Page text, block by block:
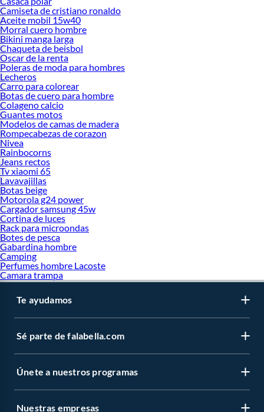
Camiseta de cristiano ronaldo
Aceite mobil 15w40
Morral cuero hombre
Bikini manga larga
Chaqueta de beisbol
Oscar de la renta
Poleras de moda para hombres
Lecheros
Carro para colorear
Botas de cuero para hombre
Colageno calcio
Guantes motos
Modelos de camas de madera
Rompecabezas de corazon
Nivea
Rainbocorns
Jeans rectos
Tv xiaomi 65
Lavavajillas
Botas beige
Motorola g24 power
Cargador samsung 45w
Cortina de luces
Rack para microondas
Botes de pesca
Gabardina hombre
Camping
Perfumes hombre Lacoste
Camara trampa
Te ayudamos
Sé parte de falabella.com
Únete a nuestros programas
Nuestras empresas